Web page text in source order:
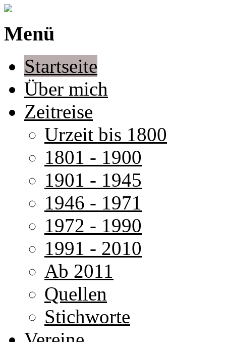
Menü
Startseite
Über mich
Zeitreise
Urzeit bis 1800
1801 - 1900
1901 - 1945
1946 - 1971
1972 - 1990
1991 - 2010
Ab 2011
Quellen
Stichworte